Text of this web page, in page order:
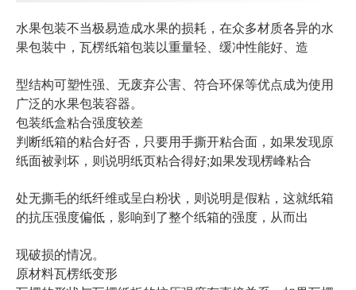
水果包装不当极易造成水果的损耗，在众多材质各异的水
果包装中，瓦楞纸箱包装以重量轻、缓冲性能好、造
型结构可塑性强、无废弃公害、符合环保等优点成为使用
广泛的水果包装容器。
包装纸盒粘合强度较差
判断纸箱的粘合好否，只要用手撕开粘合面，如果发现原
纸面被剥坏，则说明纸页粘合得好;如果发现楞峰粘合
处无撕毛的纸纤维或呈白粉状，则说明是假粘，这就纸箱
的抗压强度偏低，影响到了整个纸箱的强度，从而出
现破损的情况。
原材料瓦楞纸变形